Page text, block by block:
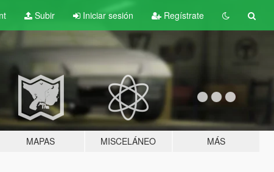
Subir Iniciar sesión Regístrate
MAPAS MISCELÁNEO MÁS